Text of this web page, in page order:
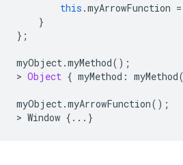
this .myArrowFunction =
}
};
myObject.myMethod();
> Object { myMethod : myMethod
myObject.myArrowFunction();
> Window {...}